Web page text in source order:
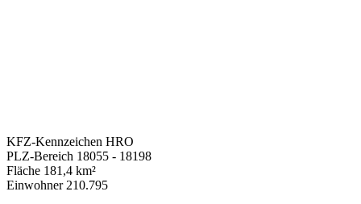
KFZ-Kennzeichen HRO
PLZ-Bereich 18055 - 18198
Fläche 181,4 km²
Einwohner 210.795